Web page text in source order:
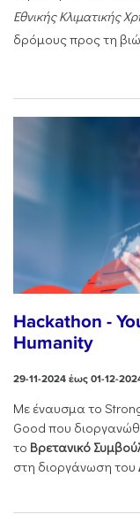
Εθνικής Κλιματικής
δρόμους προς τη
Hackathon -
Humanity
29-11-2024 έως 01-12-
Με έναυσμα το
Good που
το Βρετανικό
στη διοργάνωση του